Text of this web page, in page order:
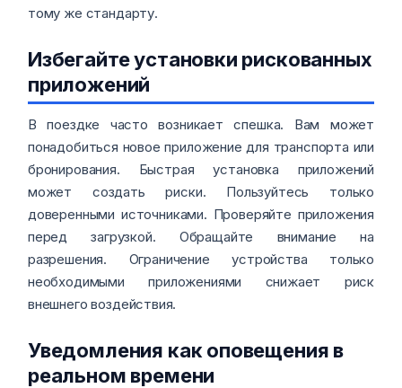
тому же стандарту.
Избегайте установки рискованных
приложений
В поездке часто возникает спешка. Вам может
понадобиться новое приложение для транспорта или
бронирования. Быстрая установка приложений
может создать риски. Пользуйтесь только
доверенными источниками. Проверяйте приложения
перед загрузкой. Обращайте внимание на
разрешения. Ограничение устройства только
необходимыми приложениями снижает риск
внешнего воздействия.
Уведомления как оповещения в
реальном времени